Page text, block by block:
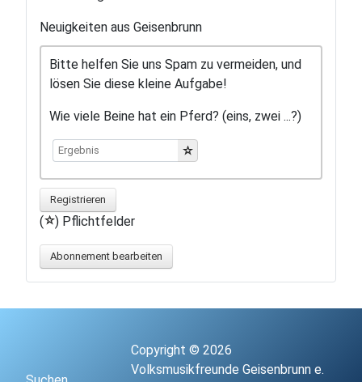
Neuigkeiten aus Geisenbrunn
Bitte helfen Sie uns Spam zu vermeiden, und
lösen Sie diese kleine Aufgabe!
Wie viele Beine hat ein Pferd? (eins, zwei ...?)
Registrieren
( ) Pflichtfelder
Abonnement bearbeiten
Copyright © 2026
Volksmusikfreunde Geisenbrunn e.